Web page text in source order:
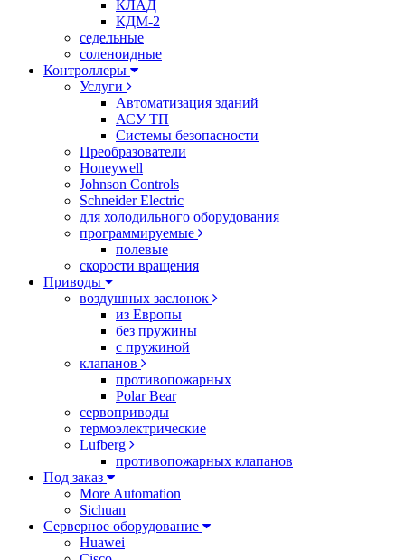
КЛАД
КДМ-2
седельные
соленоидные
Контроллеры
Услуги
Автоматизация зданий
АСУ ТП
Системы безопасности
Преобразователи
Honeywell
Johnson Controls
Schneider Electric
для холодильного оборудования
программируемые
полевые
скорости вращения
Приводы
воздушных заслонок
из Европы
без пружины
с пружиной
клапанов
противопожарных
Polar Bear
сервоприводы
термоэлектрические
Lufberg
противопожарных клапанов
Под заказ
More Automation
Sichuan
Серверное оборудование
Huawei